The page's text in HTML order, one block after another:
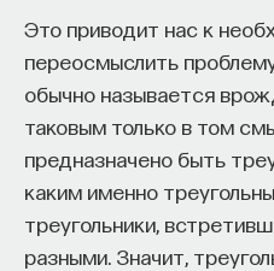
Это приводит нас к
переосмыслить
обычно называется
таковым только в том
предназначено быть
каким именно
треугольники,
разными. Значит,